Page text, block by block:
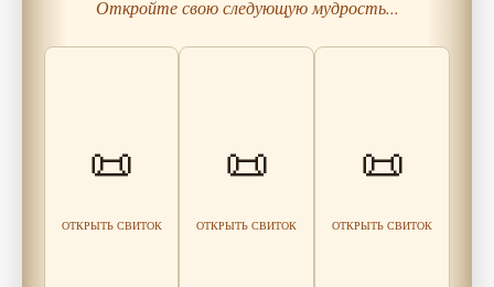
Откройте свою следующую мудрость...
📜
ОТКРЫТЬ СВИТОК
отношений с
людьми
мудрость
📜
ОТКРЫТЬ СВИТОК
поражении
мудрость
📜
ОТКРЫТЬ СВИТОК
социальный
статус